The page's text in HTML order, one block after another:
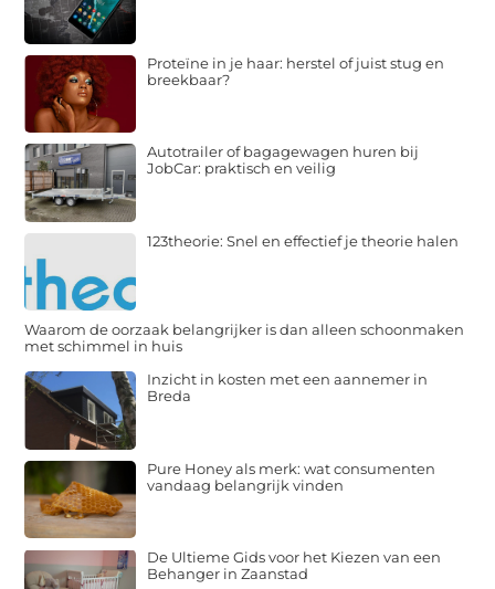
Proteïne in je haar: herstel of juist stug en
breekbaar?
Autotrailer of bagagewagen huren bij
JobCar: praktisch en veilig
123theorie: Snel en effectief je theorie halen
Waarom de oorzaak belangrijker is dan alleen schoonmaken
met schimmel in huis
Inzicht in kosten met een aannemer in
Breda
Pure Honey als merk: wat consumenten
vandaag belangrijk vinden
De Ultieme Gids voor het Kiezen van een
Behanger in Zaanstad